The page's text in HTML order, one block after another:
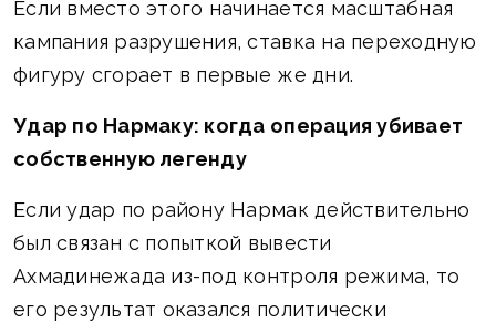
Если вместо этого начинается масштабная
кампания разрушения, ставка на переходную
фигуру сгорает в первые же дни.
Удар по Нармаку: когда операция убивает
собственную легенду
Если удар по району Нармак действительно
был связан с попыткой вывести
Ахмадинежада из-под контроля режима, то
его результат оказался политически